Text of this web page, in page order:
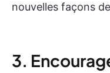
nouvelles façons
3.